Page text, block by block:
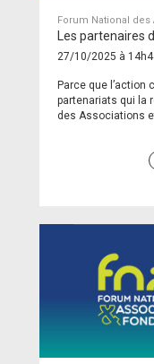
Forum National des
Les partenaires
27/10/2025 à
Parce que l’action
partenariats qui la
des Associations